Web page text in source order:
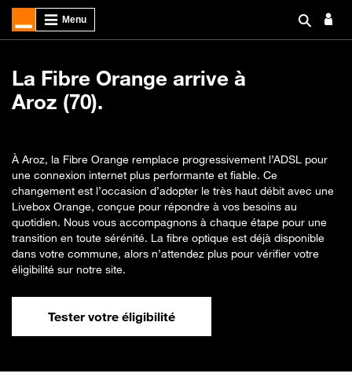
La Fibre Orange arrive à
Aroz (70).
À Aroz, la Fibre Orange remplace progressivement l’ADSL pour
une connexion internet plus performante et fiable. Ce
changement est l’occasion d’adopter le très haut débit avec une
Livebox Orange, conçue pour répondre à vos besoins au
quotidien. Nous vous accompagnons à chaque étape pour une
transition en toute sérénité. La fibre optique est déjà disponible
dans votre commune, alors n’attendez plus pour vérifier votre
éligibilité sur notre site.
Tester votre éligibilité